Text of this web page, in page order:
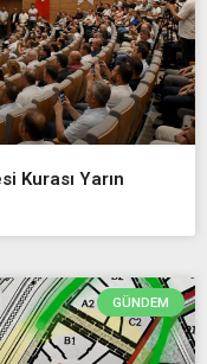
Kurası Yarın
GÜNDEM